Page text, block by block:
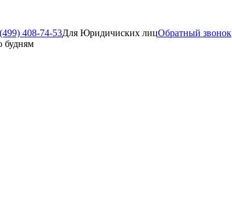
408-74-53Для Юридичиских лицОбратный звонок
будням